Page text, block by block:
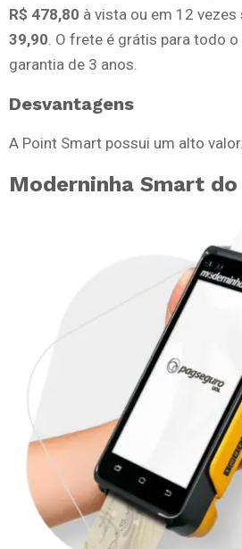
R$ 478,80 à vista ou em 12
39,90. O frete é grátis para todo o
garantia de 3 anos.
Desvantagens
A Point Smart possui um alto valor.
Moderninha Smart do